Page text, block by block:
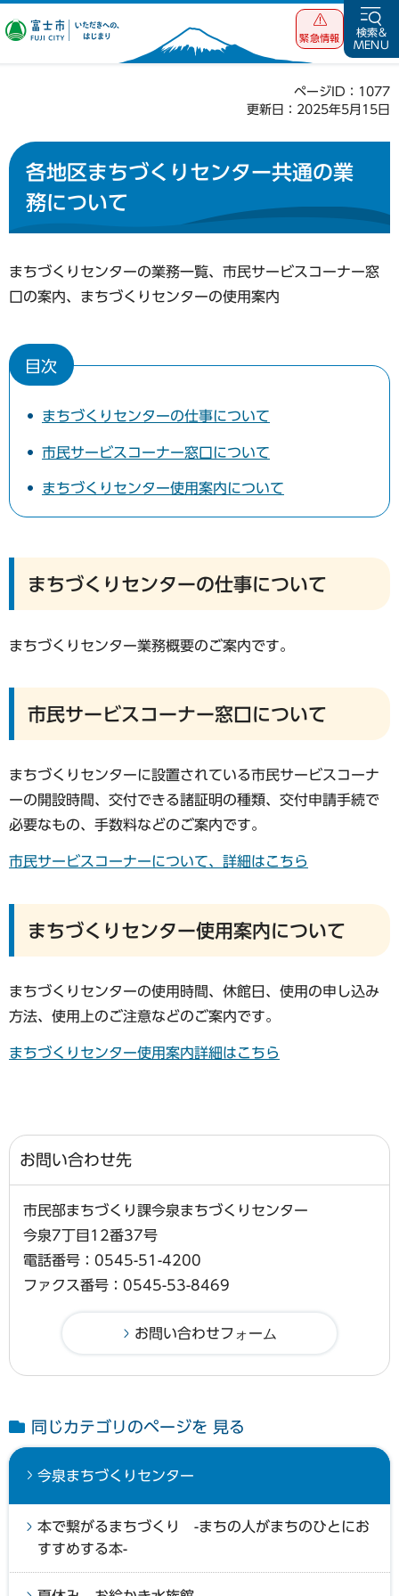
富士市 いただ
緊急情報
検索&
MENU
ページID：1077
更新日：2025年5月15日
各地区まちづくりセンター共通の業
務について
まちづくりセンターの業務一覧、市民サービスコーナー窓
口の案内、まちづくりセンターの使用案内
目次
まちづくりセンターの仕事について
市民サービスコーナー窓口について
まちづくりセンター使用案内について
まちづくりセンターの仕事について
まちづくりセンター業務概要のご案内です。
市民サービスコーナー窓口について
まちづくりセンターに設置されている市民サービスコーナ
ーの開設時間、交付できる諸証明の種類、交付申請手続で
必要なもの、手数料などのご案内です。
市民サービスコーナーについて、詳細はこちら
まちづくりセンター使用案内について
まちづくりセンターの使用時間、休館日、使用の申し込み
方法、使用上のご注意などのご案内です。
まちづくりセンター使用案内詳細はこちら
お問い合わせ先
市民部まちづくり課今泉まちづくりセンター
今泉7丁目12番37号
電話番号：0545-51-4200
ファクス番号：0545-53-8469
同じカテゴリのページを 見る
今泉まちづくりセンター
本で繋がるまちづくり -まちの人がまちのひとにお
すすめする本-